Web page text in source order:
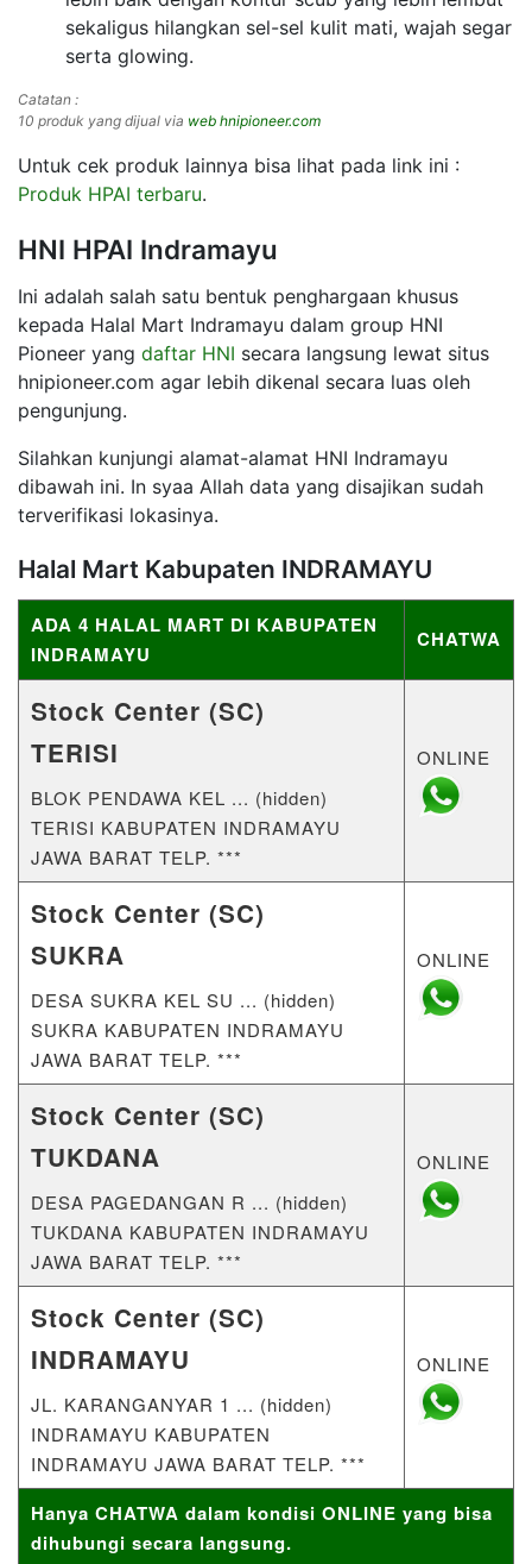
sekaligus hilangkan sel-sel kulit mati, wajah segar
serta glowing.
Catatan :
10 produk yang dijual via web hnipioneer.com
Untuk cek produk lainnya bisa lihat pada link ini :
Produk HPAI terbaru.
HNI HPAI Indramayu
Ini adalah salah satu bentuk penghargaan khusus
kepada Halal Mart Indramayu dalam group HNI
Pioneer yang daftar HNI secara langsung lewat situs
hnipioneer.com agar lebih dikenal secara luas oleh
pengunjung.
Silahkan kunjungi alamat-alamat HNI Indramayu
dibawah ini. In syaa Allah data yang disajikan sudah
terverifikasi lokasinya.
Halal Mart Kabupaten INDRAMAYU
ADA 4 HALAL MART DI KABUPATEN
INDRAMAYU
CHATWA
Stock Center (SC)
TERISI
BLOK PENDAWA KEL ... (hidden)
TERISI KABUPATEN INDRAMAYU
JAWA BARAT TELP. ***
ONLINE
Stock Center (SC)
SUKRA
DESA SUKRA KEL SU ... (hidden)
SUKRA KABUPATEN INDRAMAYU
JAWA BARAT TELP. ***
ONLINE
Stock Center (SC)
TUKDANA
DESA PAGEDANGAN R ... (hidden)
TUKDANA KABUPATEN INDRAMAYU
JAWA BARAT TELP. ***
ONLINE
Stock Center (SC)
INDRAMAYU
JL. KARANGANYAR 1 ... (hidden)
INDRAMAYU KABUPATEN
INDRAMAYU JAWA BARAT TELP. ***
ONLINE
Hanya CHATWA dalam kondisi ONLINE yang bisa
dihubungi secara langsung.